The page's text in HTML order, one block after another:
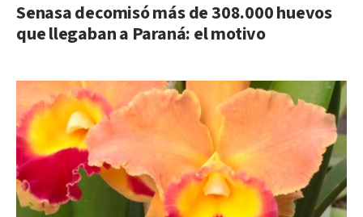
Senasa decomisó más de 308.000 huevos
que llegaban a Paraná: el motivo